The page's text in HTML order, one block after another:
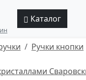
Каталог
Ручки кнопки